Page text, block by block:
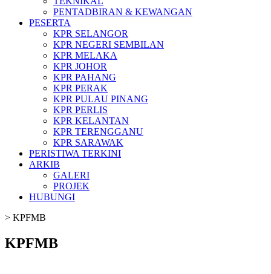
PENTADBIRAN & KEWANGAN
PESERTA
KPR SELANGOR
KPR NEGERI SEMBILAN
KPR MELAKA
KPR JOHOR
KPR PAHANG
KPR PERAK
KPR PULAU PINANG
KPR PERLIS
KPR KELANTAN
KPR TERENGGANU
KPR SARAWAK
PERISTIWA TERKINI
ARKIB
GALERI
PROJEK
HUBUNGI
> KPFMB
KPFMB